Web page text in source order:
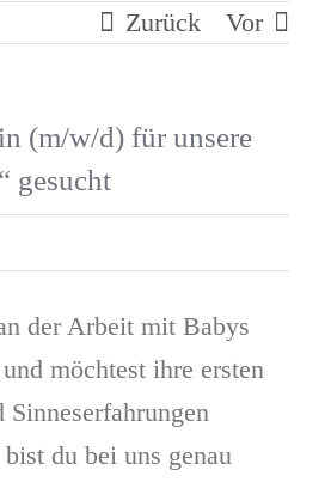
Zurück Vor
(m/w/d) für unsere
gesucht
der Arbeit mit Babys
möchtest ihre ersten
Sinneserfahrungen
du bei uns genau